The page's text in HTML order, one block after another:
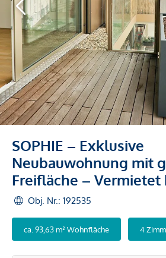
SOPHIE – Exklusive
Neubauwohnung mit
Freifläche – Vermietet
Obj. Nr.: 192535
ca. 93,63 m² Wohnfläche 4